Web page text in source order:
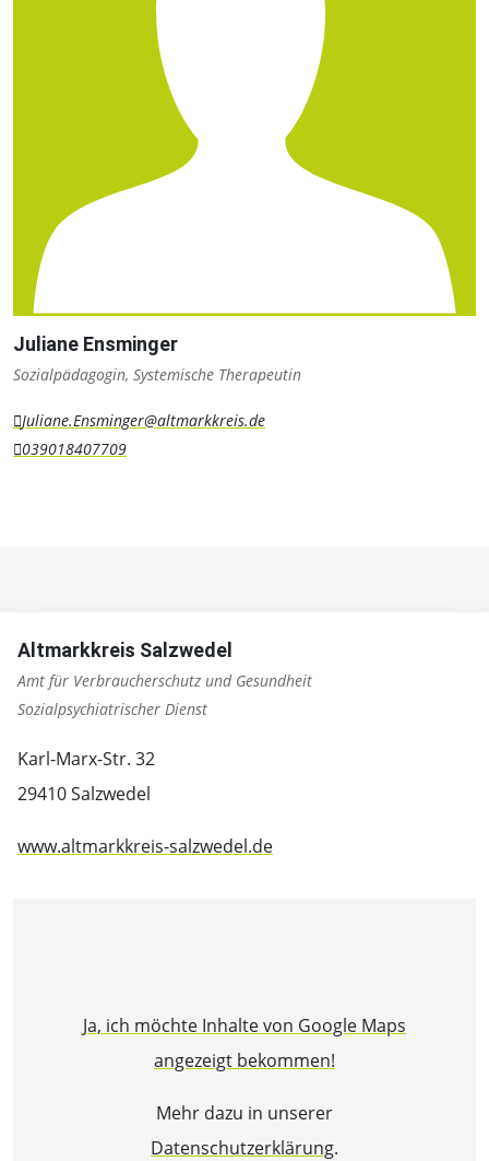
Juliane Ensminger
Sozialpädagogin, Systemische Therapeutin
Juliane.Ensminger@altmarkkreis.de
039018407709
Altmarkkreis Salzwedel
Amt für Verbraucherschutz und Gesundheit
Sozialpsychiatrischer Dienst
Karl-Marx-Str. 32
29410 Salzwedel
www.altmarkkreis-salzwedel.de
Ja, ich möchte Inhalte von Google Maps
angezeigt bekommen!
Mehr dazu in unserer
Datenschutzerklärung.